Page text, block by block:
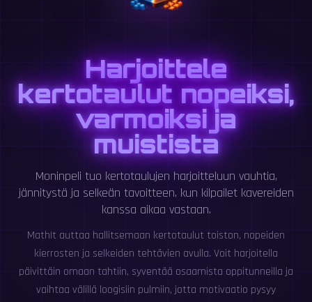
Harjoittele
kertotaulut nopeiksi,
varmoiksi ja
muistista
Moninpeli tuo kertotaulujen harjoitteluun vauhtia,
jännitystä ja selkeän tavoitteen, kun kilpailet kavereiden
kanssa aikaa vastaan.
MathIt auttaa hallitsemaan kertotaulut toiston, nopeiden
kierrosten ja selkeiden tehtävien avulla. Voit harjoitella
päivittäin omaan tahtiin, syventää osaamista oppitunneilla ja
vaihtaa välillä loogisiin pulmiin, jotta motivaatio pysyy